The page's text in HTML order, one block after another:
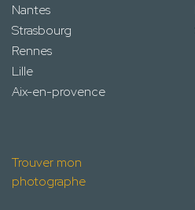
Nantes
Strasbourg
Rennes
Lille
Aix-en-provence
Trouver mon
photographe